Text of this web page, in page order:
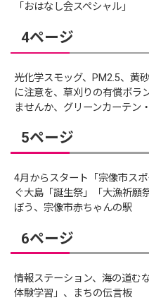
「おはなし会スペシャル」
4ページ
光化学スモッグ、PM2.5、黄
に注意を、草刈りの有償ボラ
ませんか、グリーンカーテン
5ページ
4月からスタート「宗像市ス
ぐ大島「誕生祭」「大漁祈願
ぼう、宗像市赤ちゃんの駅
6ページ
情報ステーション、海の道む
体験学習」、まちの伝言板